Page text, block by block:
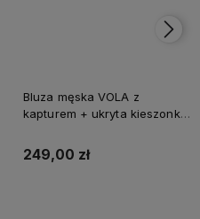
Bluza męska VOLA z
kapturem + ukryta kieszonka
249,00 zł